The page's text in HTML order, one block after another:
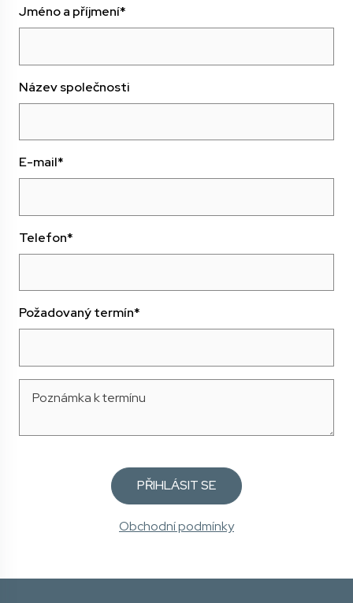
Jméno a příjmení*
Název společnosti
E-mail*
Telefon*
Požadovaný termín*
Obchodní podmínky